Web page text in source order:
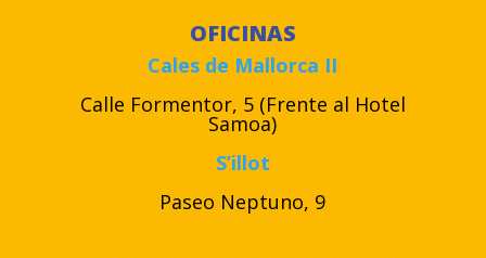
OFICINAS
Cales de Mallorca II
Calle Formentor, 5 (Frente al Hotel
Samoa)
S’illot
Paseo Neptuno, 9